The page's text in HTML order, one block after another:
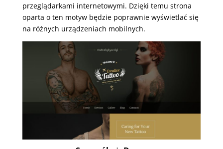
przeglądarkami internetowymi. Dzięki temu strona
oparta o ten motyw będzie poprawnie wyświetlać się
na różnych urządzeniach mobilnych.